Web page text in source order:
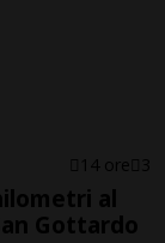
14 ore 3
al
Gottardo